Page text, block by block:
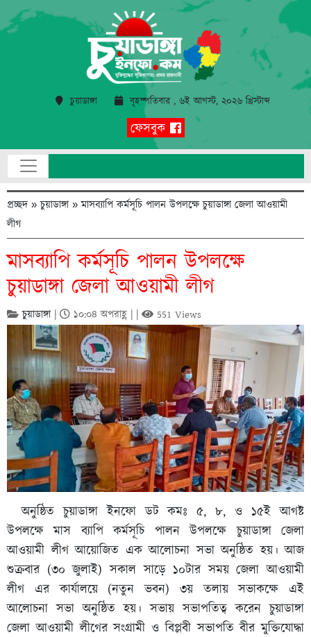
চুয়াডাঙ্গা বৃহস্পতিবার , ৬ই আগস্ট, ২০২৬ খ্রিস্টাব্দ
ফেসবুক
প্রচ্ছদ »চুয়াডাঙ্গা »মাসব্যাপি কর্মসূচি পালন উপলক্ষে চুয়াডাঙ্গা জেলা আওয়ামী
লীগ
মাসব্যাপি কর্মসূচি পালন উপলক্ষে
চুয়াডাঙ্গা জেলা আওয়ামী লীগ
চুয়াডাঙ্গা | ১০:০৪ অপরাহ্ণ | | 551 Views
অনুষ্ঠিত চুয়াডাঙ্গা ইনফো ডট কমঃ ৫, ৮, ও ১৫ই আগষ্ট
উপলক্ষে মাস ব্যাপি কর্মসূচি পালন উপলক্ষে চুয়াডাঙ্গা জেলা
আওয়ামী লীগ আয়োজিত এক আলোচনা সভা অনুষ্ঠিত হয়। আজ
শুক্রবার (৩০ জুলাই) সকাল সাড়ে ১০টার সময় জেলা আওয়ামী
লীগ এর কার্যালয়ে (নতুন ভবন) ৩য় তলায় সভাকক্ষে এই
আলোচনা সভা অনুষ্ঠিত হয়। সভায় সভাপতিত্ব করেন চুয়াডাঙ্গা
জেলা আওয়ামী লীগের সংগ্রামী ও বিপ্লবী সভাপতি বীর মুক্তিযোদ্ধা